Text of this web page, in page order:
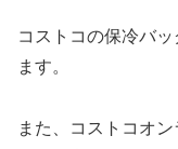
コストコの保冷バ
ます。
また、コストコオ